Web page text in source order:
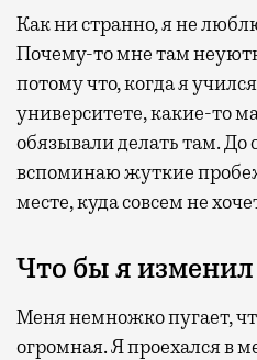
Как ни странно, я не
Почему-то мне там
потому что, когда я
университете, какие-то
обязывали делать там. До
вспоминаю жуткие
месте, куда совсем не
Что бы я
Меня немножко пугает,
огромная. Я проехался в